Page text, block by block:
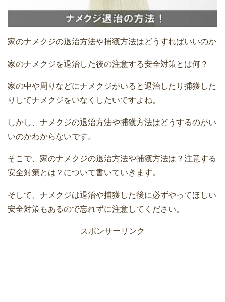
家のナメクジの退治方法や捕獲方法はどうすればいいのか
家のナメクジを退治した後の注意する安全対策とは何？
家の中や周りなどにナメクジがいると退治したり捕獲した
りしてナメクジをいなくしたいですよね。
しかし、ナメクジの退治方法や捕獲方法はどうするのがい
いのかわからないです。
そこで、家のナメクジの退治方法や捕獲方法は？注意する
安全対策とは？について書いていきます。
そして、ナメクジは退治や捕獲した後に必ずやってほしい
安全対策もあるので忘れずに注意してください。
スポンサーリンク